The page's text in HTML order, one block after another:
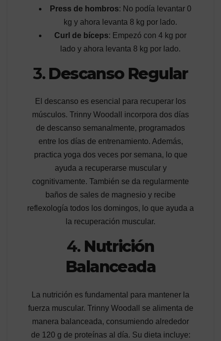
Press de hombros: No podía levantar 0
kg y ahora levanta 8 kg por lado.
Curl de bíceps: Empezó con 4 kg por
lado y ahora levanta 8 kg por lado.
3. Descanso Regular
El descanso es esencial para recuperar los
músculos. Trinny Woodall incorpora dos días
de descanso semanalmente, programados
entre los días de entrenamiento. Además,
practica yoga dos veces por semana, lo que
ayuda a recuperarse muscular y
cognitivamente. También se da regularmente
baños de sales de magnesio y recibe
reflexología todos los domingos, lo que ayuda a
la recuperación muscular.
4. Nutrición
Balanceada
La nutrición es fundamental para mantener la
fuerza muscular. Trinny Woodall se alimenta de
manera balanceada, consumiendo alrededor
de 120 g de proteínas al día. Su dieta incluye: